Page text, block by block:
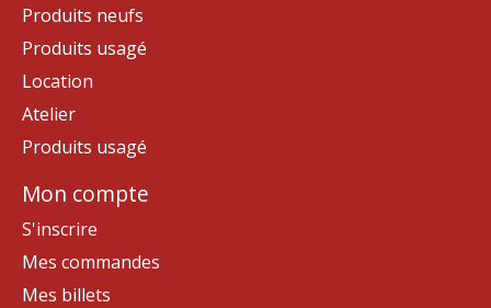
Produits neufs
Produits usagé
Location
Atelier
Produits usagé
Mon compte
S'inscrire
Mes commandes
Mes billets